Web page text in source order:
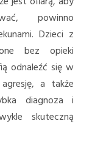
powinno
Dzieci z
bez opieki
odnaleźć się w
a także
diagnoza i
skuteczną